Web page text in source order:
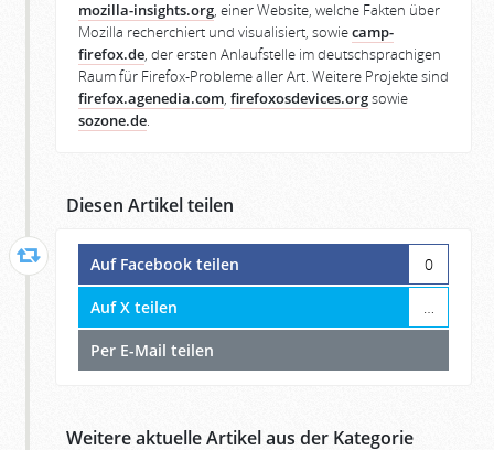
mozilla-insights.org, einer Website, welche Fakten über
Mozilla recherchiert und visualisiert, sowiecamp-
firefox.de, der ersten Anlaufstelle im deutschsprachigen
Raum für Firefox-Probleme aller Art. Weitere Projekte sind
firefox.agenedia.com, firefoxosdevices.orgsowie
sozone.de.
Diesen Artikel teilen
Auf Facebook teilen 0
Auf X teilen …
Per E-Mail teilen
Weitere aktuelle Artikel aus der Kategorie